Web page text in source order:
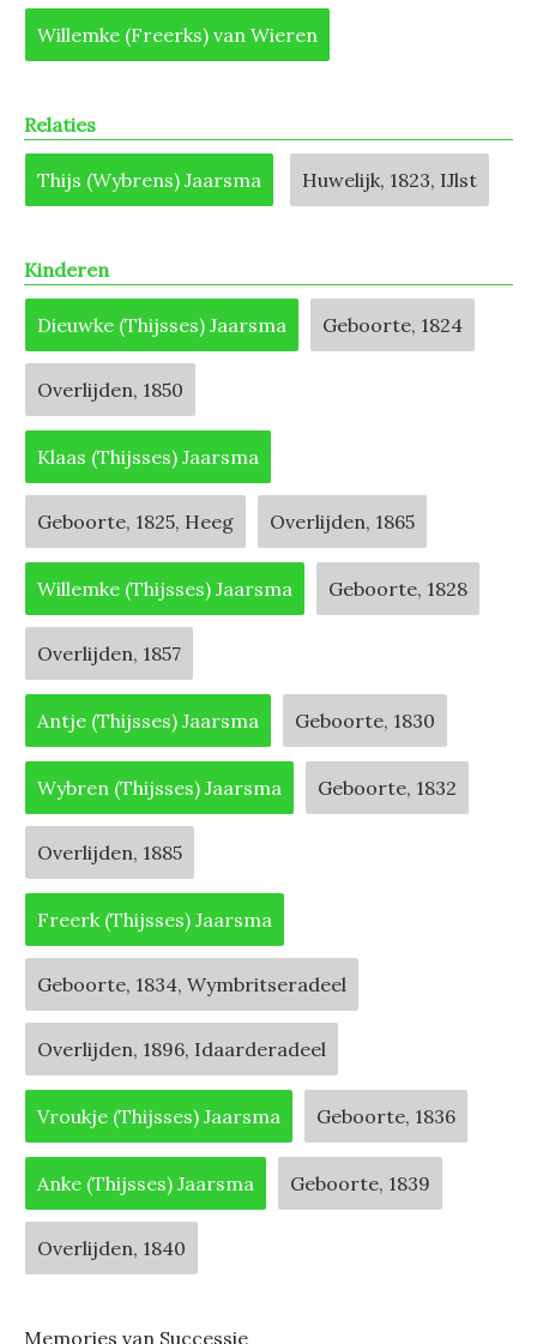
Willemke (Freerks) van Wieren
Relaties
Thijs (Wybrens) Jaarsma Huwelijk, 1823, IJlst
Kinderen
Dieuwke (Thijsses) Jaarsma Geboorte, 1824
Overlijden, 1850
Klaas (Thijsses) Jaarsma
Geboorte, 1825, Heeg Overlijden, 1865
Willemke (Thijsses) Jaarsma Geboorte, 1828
Overlijden, 1857
Antje (Thijsses) Jaarsma Geboorte, 1830
Wybren (Thijsses) Jaarsma Geboorte, 1832
Overlijden, 1885
Freerk (Thijsses) Jaarsma
Geboorte, 1834, Wymbritseradeel
Overlijden, 1896, Idaarderadeel
Vroukje (Thijsses) Jaarsma Geboorte, 1836
Anke (Thijsses) Jaarsma Geboorte, 1839
Overlijden, 1840
Memories van Successie